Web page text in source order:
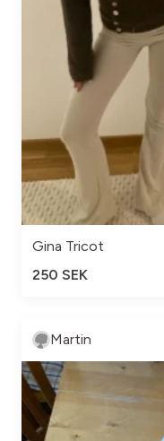
Gina Tricot
250 SEK
Martin